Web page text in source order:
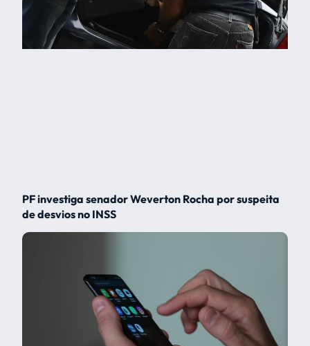
PF investiga senador Weverton Rocha por suspeita
de desvios no INSS